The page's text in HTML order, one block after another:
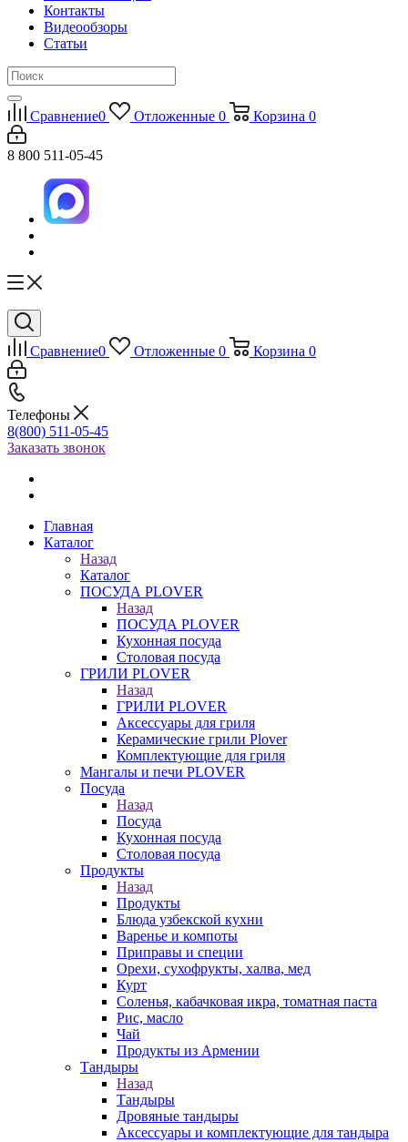
Контакты
Видеообзоры
Статьи
Сравнение0 Отложенные 0 Корзина 0
8 800 511-05-45
Сравнение0 Отложенные 0 Корзина 0
Телефоны
8(800) 511-05-45
Заказать звонок
Главная
Каталог
Назад
Каталог
ПОСУДА PLOVER
Назад
ПОСУДА PLOVER
Кухонная посуда
Столовая посуда
ГРИЛИ PLOVER
Назад
ГРИЛИ PLOVER
Аксессуары для гриля
Керамические грили Plover
Комплектующие для гриля
Мангалы и печи PLOVER
Посуда
Назад
Посуда
Кухонная посуда
Столовая посуда
Продукты
Назад
Продукты
Блюда узбекской кухни
Варенье и компоты
Приправы и специи
Орехи, сухофрукты, халва, мед
Курт
Соленья, кабачковая икра, томатная паста
Рис, масло
Чай
Продукты из Армении
Тандыры
Назад
Тандыры
Дровяные тандыры
Аксессуары и комплектующие для тандыра